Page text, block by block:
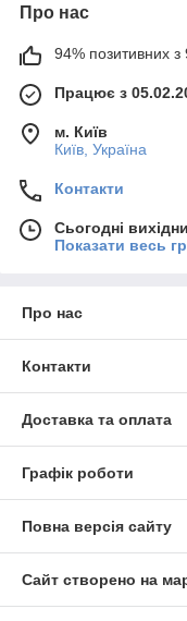
Про нас
94% позитивних з
Працює з
м. Київ
Київ, Україна
Контакти
Сьогодні
Показати весь
Про нас
Контакти
Доставка та оплата
Графік роботи
Повна версія сайту
Сайт створено на